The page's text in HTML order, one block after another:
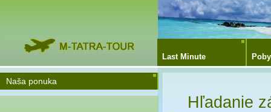
Last Minute
Hľadanie
Naša ponuka